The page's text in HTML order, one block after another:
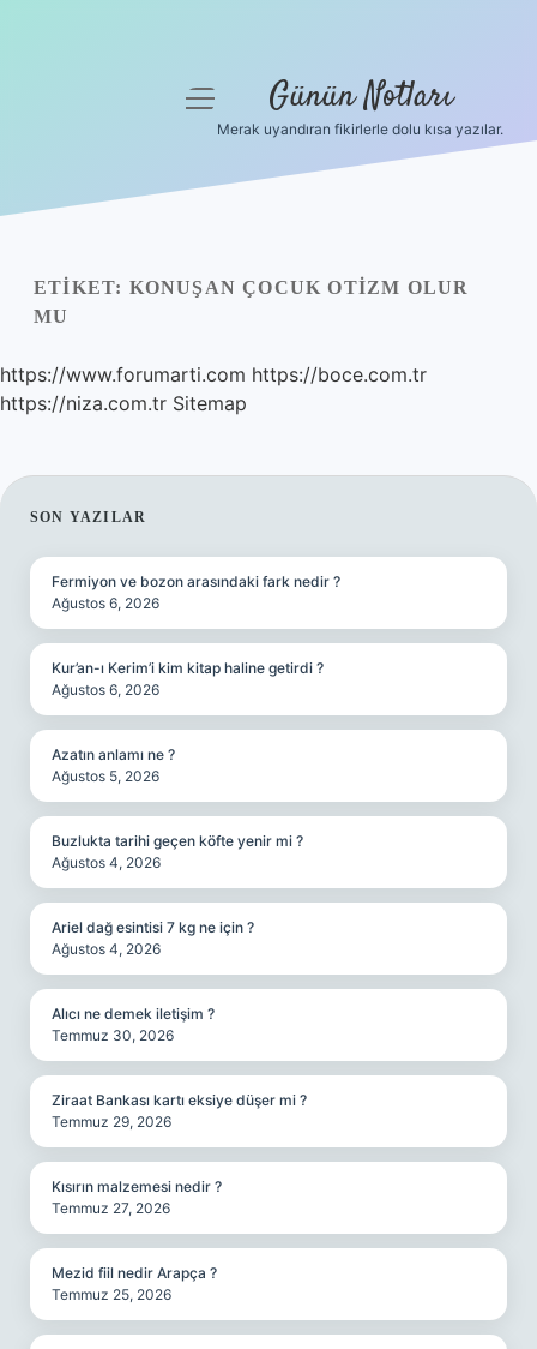
Yasal Uyarı
menüyü
Günün Notları
Merak uyandıran fikirlerle dolu kısa yazılar.
ETIKET: KONUŞAN ÇOCUK OTIZM OLUR
MU
https://www.forumarti.com https://boce.com.tr
https://niza.com.tr Sitemap
SIDEBAR
SON YAZILAR
Fermiyon ve bozon arasındaki fark nedir ?
Ağustos 6, 2026
Kur’an-ı Kerim’i kim kitap haline getirdi ?
Ağustos 6, 2026
Azatın anlamı ne ?
Ağustos 5, 2026
Buzlukta tarihi geçen köfte yenir mi ?
Ağustos 4, 2026
Ariel dağ esintisi 7 kg ne için ?
Ağustos 4, 2026
Alıcı ne demek iletişim ?
Temmuz 30, 2026
Ziraat Bankası kartı eksiye düşer mi ?
Temmuz 29, 2026
Kısırın malzemesi nedir ?
Temmuz 27, 2026
Mezid fiil nedir Arapça ?
Temmuz 25, 2026